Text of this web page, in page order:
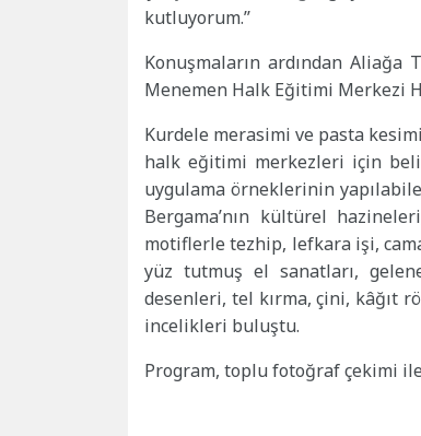
kutluyorum.’’
Konuşmaların ardından
Menemen Halk Eğitimi Merkezi
Kurdele merasimi ve pasta
halk eğitimi merkezleri için
uygulama örneklerinin
Bergama’nın kültürel
motiflerle tezhip, lefkara işi,
yüz tutmuş el sanatları,
desenleri, tel kırma, çini, kâğıt
incelikleri buluştu.
Program, toplu fotoğraf çekimi